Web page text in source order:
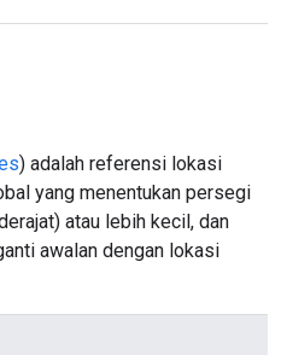
) adalah referensi lokasi
yang menentukan persegi
atau lebih kecil, dan
awalan dengan lokasi